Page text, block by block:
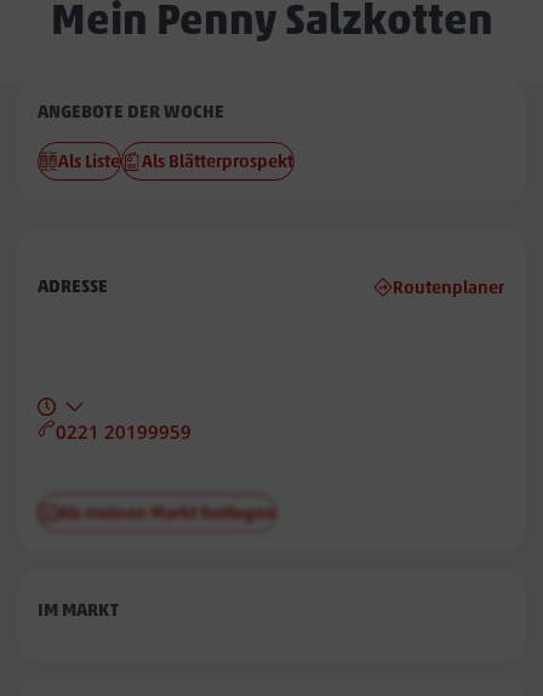
Mein Penny Salzkotten
Penny
Salzkotten
ANGEBOTE DER WOCHE
Als Liste Als Blätterprospekt
ADRESSE Routenplaner
0221 20199959
Als meinen Markt festlegen
IM MARKT